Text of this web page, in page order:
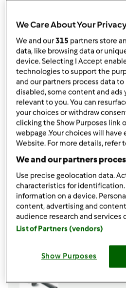
plum cake con yogurt
3uova
125gzucchero
80golio di semi di arachide
1vasettodi yogurt bianco,
1limone,solo la buccia
1pizzicosale
g farina tipo 00
fecola
1bustinalievito per dolci
gocce di cioccolato,o
Aggiungi alla lista
Accessori che ti
We Care About Your
We and our315 partners store
data, like browsing data or
device. Selecting I Accept
technologies to support the
and our partners process data
disabled, some content and ads
relevant to you. You can
your choices or withdraw
clicking the Show Purposes link
webpage .Your choices will
Website. For more details, refer
We and our partners
Use precise geolocation data.
characteristics for identification.
information on a device.
content, advertising and
audience research and services
List of Partners (vendors)
Show Purposes